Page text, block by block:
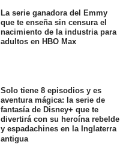
La serie ganadora del Emmy
que te enseña sin censura el
nacimiento de la industria para
adultos en HBO Max
Solo tiene 8 episodios y es
aventura mágica: la serie de
fantasía de Disney+ que te
divertirá con su heroína rebelde
y espadachines en la Inglaterra
antigua